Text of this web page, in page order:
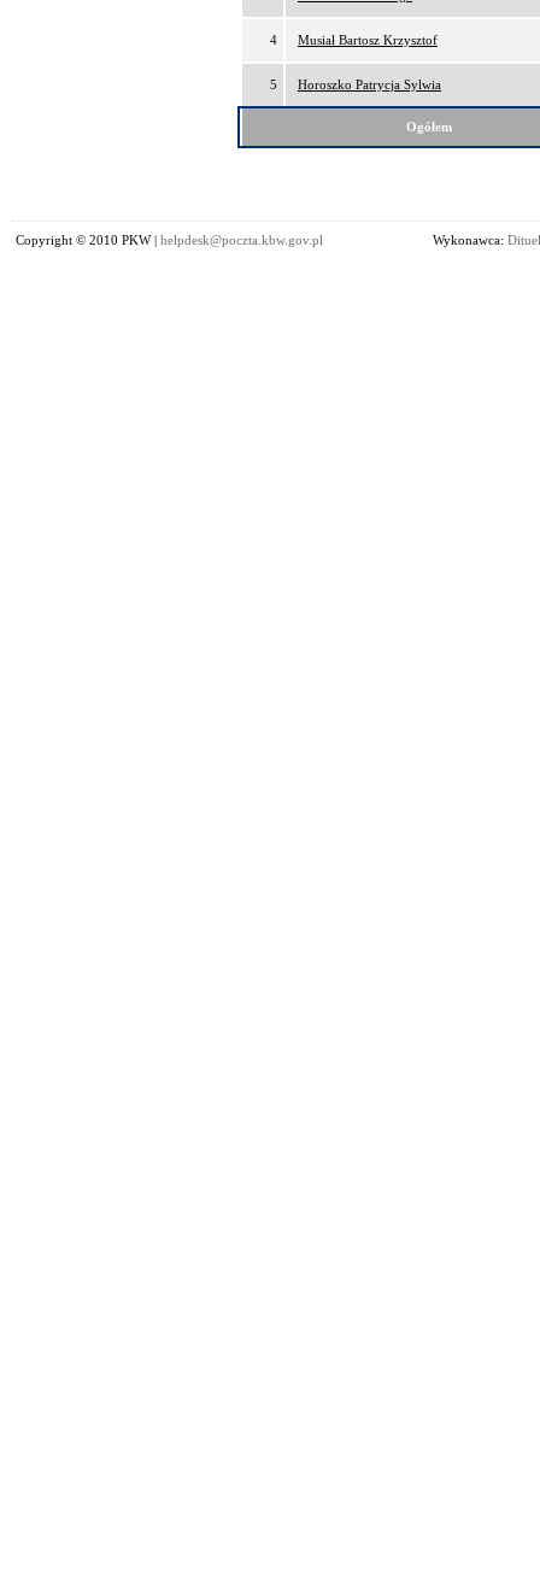
4 Musiał Bartosz Krzysztof
5 Horoszko Patrycja Sylwia
Ogółem
Copyright © 2010 PKW | helpdesk@poczta.kbw.gov.pl Wykonawca: